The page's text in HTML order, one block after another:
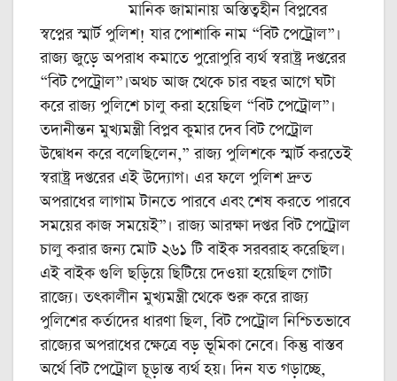
মানিক জামানায় অস্তিত্বহীন বিপ্লবের
স্বপ্নের স্মার্ট পুলিশ! যার পোশাকি নাম “বিট পেট্রোল”।
রাজ্য জুড়ে অপরাধ কমাতে পুরোপুরি ব্যর্থ স্বরাষ্ট্র দপ্তরের
“বিট পেট্রোল”।অথচ আজ থেকে চার বছর আগে ঘটা
করে রাজ্য পুলিশে চালু করা হয়েছিল “বিট পেট্রোল”।
তদানীন্তন মুখ্যমন্ত্রী বিপ্লব কুমার দেব বিট পেট্রোল
উদ্বোধন করে বলেছিলেন,” রাজ্য পুলিশকে স্মার্ট করতেই
স্বরাষ্ট্র দপ্তরের এই উদ্যোগ। এর ফলে পুলিশ দ্রুত
অপরাধের লাগাম টানতে পারবে এবং শেষ করতে পারবে
সময়ের কাজ সময়েই”। রাজ্য আরক্ষা দপ্তর বিট পেট্রোল
চালু করার জন্য মোট ২৬১ টি বাইক সরবরাহ করেছিল।
এই বাইক গুলি ছড়িয়ে ছিটিয়ে দেওয়া হয়েছিল গোটা
রাজ্যে। তৎকালীন মুখ্যমন্ত্রী থেকে শুরু করে রাজ্য
পুলিশের কর্তাদের ধারণা ছিল, বিট পেট্রোল নিশ্চিতভাবে
রাজ্যের অপরাধের ক্ষেত্রে বড় ভূমিকা নেবে। কিন্তু বাস্তব
অর্থে বিট পেট্রোল চূড়ান্ত ব্যর্থ হয়। দিন যত গড়াচ্ছে,